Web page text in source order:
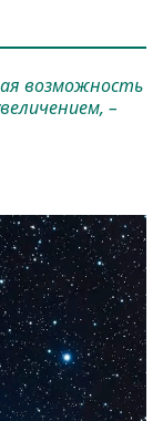
возможность
–